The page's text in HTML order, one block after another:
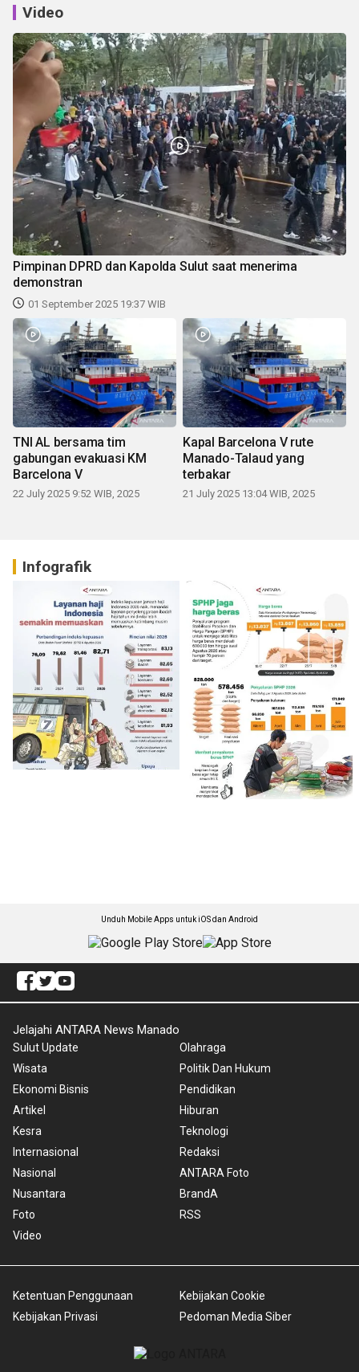
Video
Pimpinan DPRD dan Kapolda Sulut saat menerima
demonstran
01 September 2025 19:37 WIB
TNI AL bersama tim
gabungan evakuasi KM
Barcelona V
22 July 2025 9:52 WIB, 2025
Kapal Barcelona V rute
Manado-Talaud yang
terbakar
21 July 2025 13:04 WIB, 2025
Infografik
Unduh Mobile Apps untuk iOS dan Android
Jelajahi ANTARA News Manado
Sulut Update
Wisata
Ekonomi Bisnis
Artikel
Kesra
Internasional
Nasional
Nusantara
Foto
Video
Olahraga
Politik Dan Hukum
Pendidikan
Hiburan
Teknologi
Redaksi
ANTARA Foto
BrandA
RSS
Ketentuan Penggunaan
Kebijakan Privasi
Kebijakan Cookie
Pedoman Media Siber